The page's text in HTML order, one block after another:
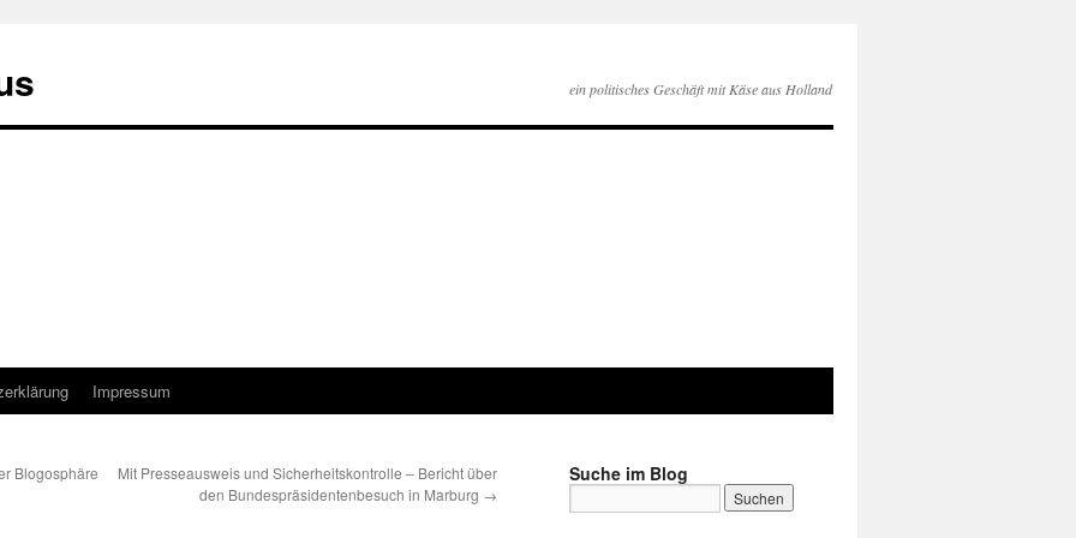
ein politisches Geschäft mit Käse aus Holland
Impressum
Blogosphäre
Mit Presseausweis und Sicherheitskontrolle – Bericht über
den Bundespräsidentenbesuch in Marburg →
Suche im Blog